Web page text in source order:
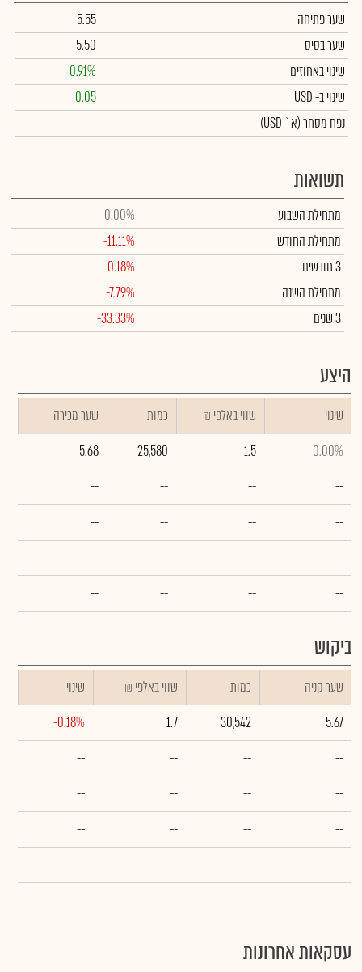
שער פתיחה
5.55
שער בסיס
5.50
שינוי באחוזים
0.91%
שינויב- USD
0.05
נפח מסחר(א` USD)
תשואות
מתחילת השבוע
0.00%
מתחילת החודש
-11.11%
3 חודשים
-0.18%
מתחילת השנה
-7.79%
3 שנים
-33.33%
היצע
שינוי ₪ שווי באלפי כמות
שער מכירה
0.00%
1.5
25,580
5.68
--
--
--
--
--
--
--
--
--
--
--
--
--
--
--
--
ביקוש
שער קניה כמות ₪ שווי באלפי
שינוי
5.67
30,542
1.7
-0.18%
--
--
--
--
--
--
--
--
--
--
--
--
--
--
--
--
עסקאות אחרונות